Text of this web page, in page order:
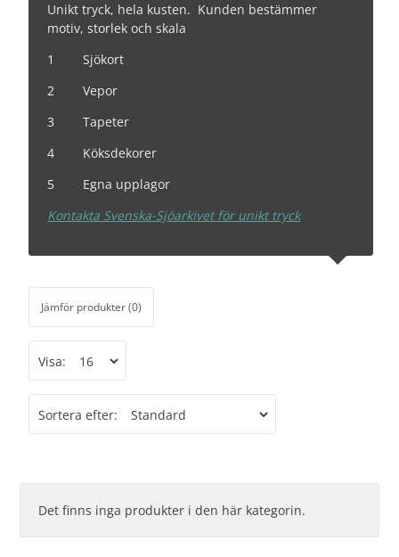
Unikt tryck, hela kusten. Kunden bestämmer
motiv, storlek och skala
1 Sjökort
2 Vepor
3 Tapeter
4 Köksdekorer
5 Egna upplagor
Kontakta Svenska-Sjöarkivet för unikt tryck
Jämför produkter (0)
Visa:
Sortera efter:
Det finns inga produkter i den här kategorin.